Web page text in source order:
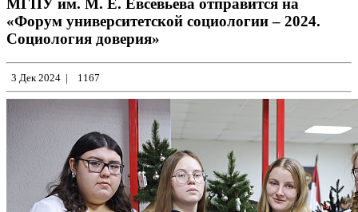
«Форум университетской социологии – 2024.
Социология доверия»
3 Дек 2024 | 1167